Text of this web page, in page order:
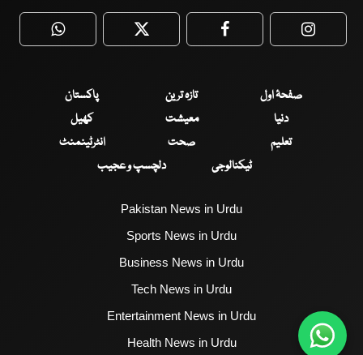
WhatsApp Twitter Facebook
صفحۂ اول تازہ ترین
پاکستان
دنیا
معیشت
کھیل
تعلیم
صحت
انٹرٹینمنٹ
ٹیکنالوجی
دلچسپ و عجیب
Pakistan News in Urdu
Sports News in Urdu
Business News in Urdu
Tech News in Urdu
Entertainment News in Urdu
Health News in Urdu